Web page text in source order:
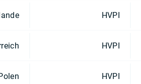
HVPI
HVPI
HVPI